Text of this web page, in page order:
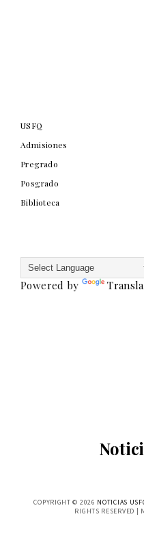
USFQ
Admisiones
Pregrado
Posgrado
Biblioteca
Powered by
COPYRIGHT © 2026 NOTICIAS
RIGHTS RESERVED |